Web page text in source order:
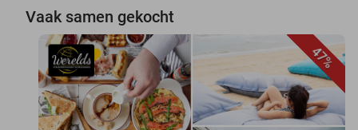
Vaak samen gekocht
47%